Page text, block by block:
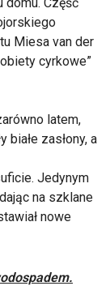
Miesa van der
cyrkowe”
latem,
białe zasłony, a
Jedynym
na szklane
nowe